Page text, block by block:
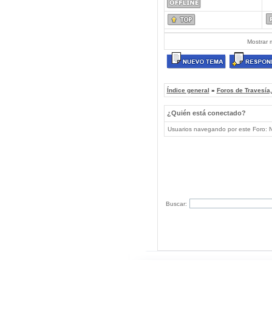
Mostrar
Índice general » Foros de
¿Quién está conectado?
Usuarios navegando por este Foro:
Buscar: